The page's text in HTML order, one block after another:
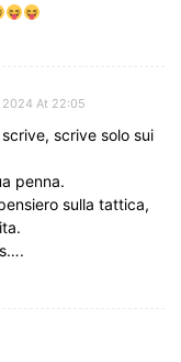
At 22:05
scrive solo sui
penna.
sulla tattica,